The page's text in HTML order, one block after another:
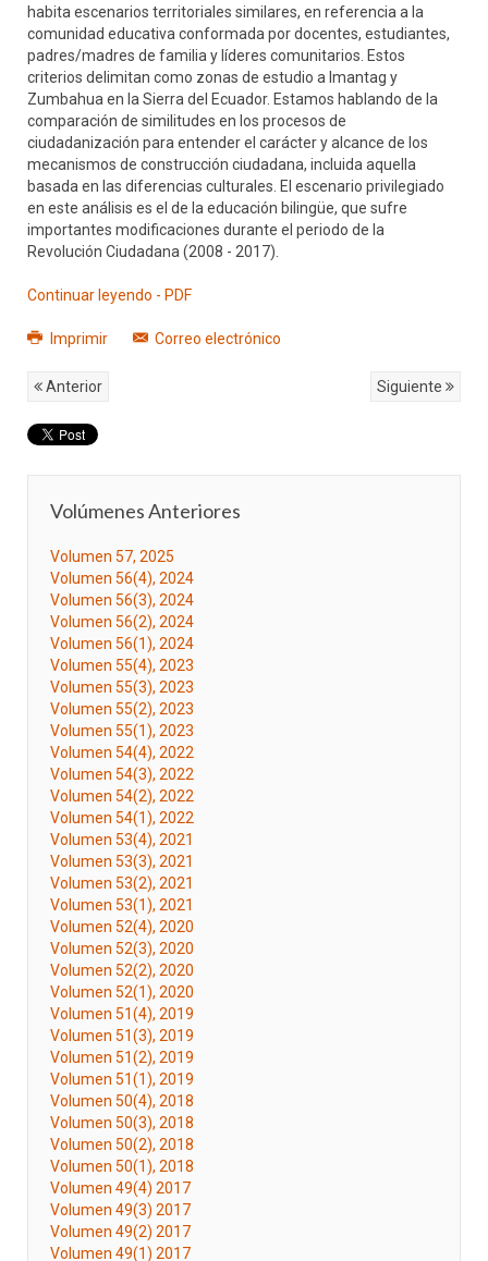
habita escenarios territoriales similares, en referencia a la
comunidad educativa conformada por docentes, estudiantes,
padres/madres de familia y líderes comunitarios. Estos
criterios delimitan como zonas de estudio a Imantag y
Zumbahua en la Sierra del Ecuador. Estamos hablando de la
comparación de similitudes en los procesos de
ciudadanización para entender el carácter y alcance de los
mecanismos de construcción ciudadana, incluida aquella
basada en las diferencias culturales. El escenario privilegiado
en este análisis es el de la educación bilingüe, que sufre
importantes modificaciones durante el periodo de la
Revolución Ciudadana (2008 - 2017).
Continuar leyendo - PDF
Imprimir Correo electrónico
Anterior Siguiente
Volúmenes Anteriores
Volumen 57, 2025
Volumen 56(4), 2024
Volumen 56(3), 2024
Volumen 56(2), 2024
Volumen 56(1), 2024
Volumen 55(4), 2023
Volumen 55(3), 2023
Volumen 55(2), 2023
Volumen 55(1), 2023
Volumen 54(4), 2022
Volumen 54(3), 2022
Volumen 54(2), 2022
Volumen 54(1), 2022
Volumen 53(4), 2021
Volumen 53(3), 2021
Volumen 53(2), 2021
Volumen 53(1), 2021
Volumen 52(4), 2020
Volumen 52(3), 2020
Volumen 52(2), 2020
Volumen 52(1), 2020
Volumen 51(4), 2019
Volumen 51(3), 2019
Volumen 51(2), 2019
Volumen 51(1), 2019
Volumen 50(4), 2018
Volumen 50(3), 2018
Volumen 50(2), 2018
Volumen 50(1), 2018
Volumen 49(4) 2017
Volumen 49(3) 2017
Volumen 49(2) 2017
Volumen 49(1) 2017